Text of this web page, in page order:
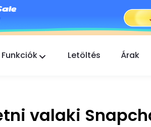
Finder
Funkciók Letöltés Árak
valaki